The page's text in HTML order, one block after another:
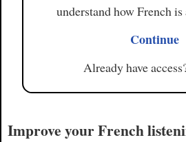
understand how French
Continue
Already have
Improve your French